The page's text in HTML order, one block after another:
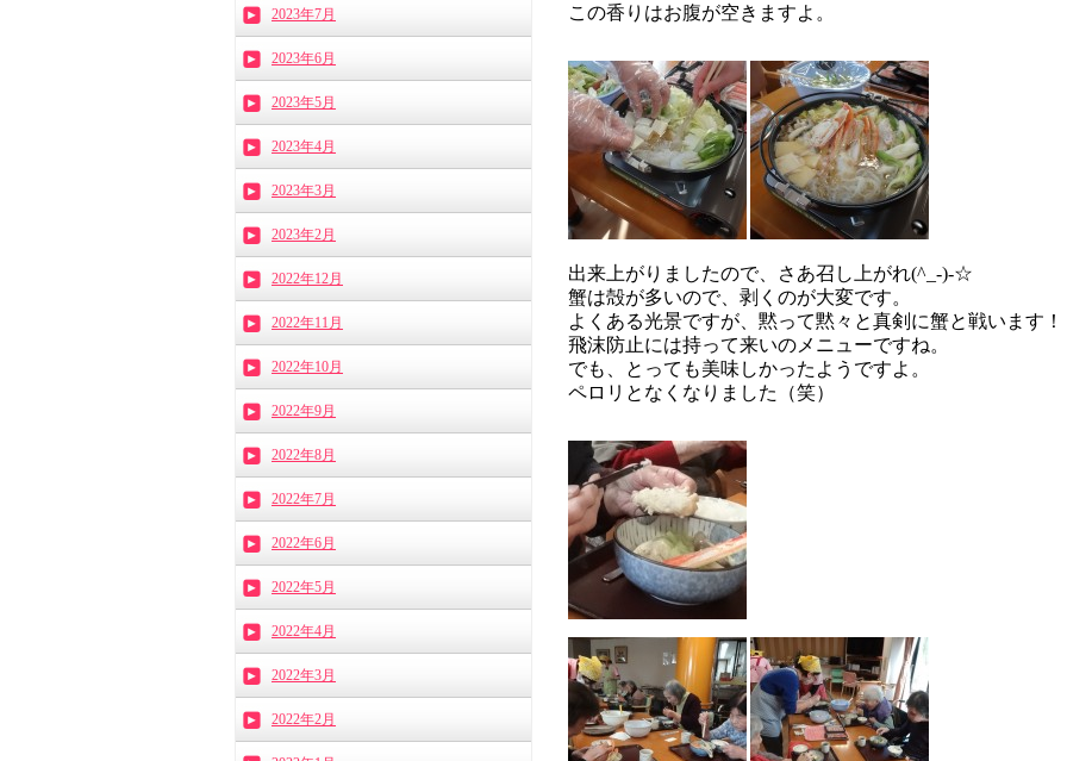
この香りはお腹が空きますよ。
出来上がりましたので、さあ召し上がれ(^_-)-☆
蟹は殻が多いので、剥くのが大変です。
よくある光景ですが、黙って黙々と真剣に蟹と戦います！
飛沫防止には持って来いのメニューですね。
でも、とっても美味しかったようですよ。
ペロリとなくなりました（笑）
2023年7月
2023年6月
2023年5月
2023年4月
2023年3月
2023年2月
2022年12月
2022年11月
2022年10月
2022年9月
2022年8月
2022年7月
2022年6月
2022年5月
2022年4月
2022年3月
2022年2月